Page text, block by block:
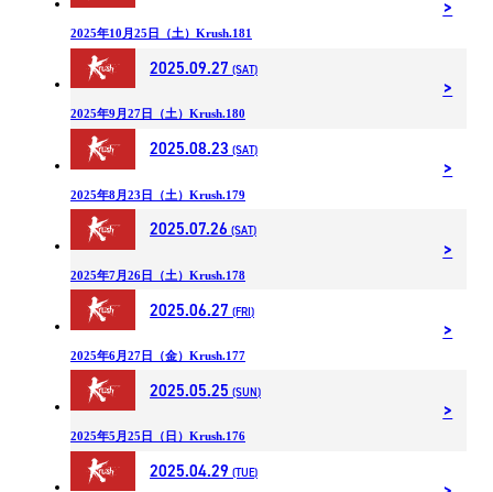
2025年10月25日（土）Krush.181
2025.09.27 (SAT)
2025年9月27日（土）Krush.180
2025.08.23 (SAT)
2025年8月23日（土）Krush.179
2025.07.26 (SAT)
2025年7月26日（土）Krush.178
2025.06.27 (FRI)
2025年6月27日（金）Krush.177
2025.05.25 (SUN)
2025年5月25日（日）Krush.176
2025.04.29 (TUE)